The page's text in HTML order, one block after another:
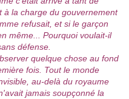
à la charge du gouvernement
refusait, et si le garçon
même... Pourquoi voulait-il
défense.
quelque chose au fond
fois. Tout le monde
au-delà du royaume
jamais soupçonné la